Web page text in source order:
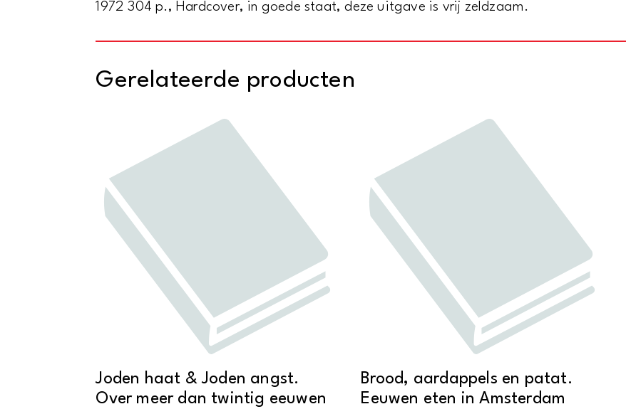
1972 304 p., Hardcover, in goede staat, deze uitgave is vrij zeldzaam.
Gerelateerde producten
Joden haat & Joden angst.
Over meer dan twintig eeuwen
Brood, aardappels en patat.
Eeuwen eten in Amsterdam